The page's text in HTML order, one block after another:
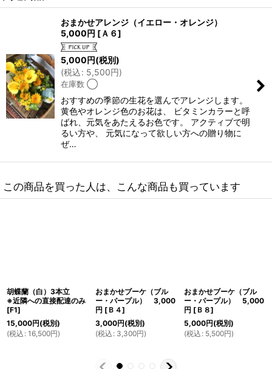
おまかせアレンジ（イエロー・オレンジ）
5,000円 [Ａ６]
5,000円(税別)
(税込: 5,500円)
在庫数 ◯
おすすめの季節の生花を選んでアレンジします。
黄色やオレンジ色のお花は、 ビタミンカラーと呼
ばれ、元気をあたえるお色です。 アクティブで明
るい方や、 元気になって欲しい方への贈り物に
ぜ…
この商品を買った人は、こんな商品も買っています
胡蝶蘭（白）3本立
※近隣への直接配達のみ
[F1]
15,000円(税別)
(税込 : 16,500円)
おまかせブーケ（ブル
ー・パープル） 3,000
円 [ Ｂ４]
3,000円(税別)
(税込 : 3,300円)
おまかせブーケ（ブル
ー・パープル） 5,000
円 [ Ｂ８]
5,000円(税別)
(税込 : 5,500円)